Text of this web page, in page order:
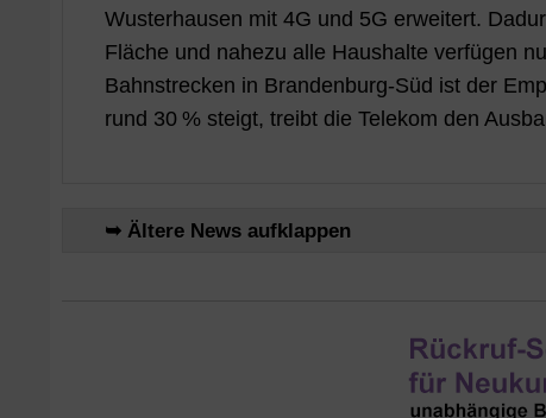
Wusterhausen mit 4G und 5G erweitert.
Fläche und nahezu alle Haushalte verfügen
Bahnstrecken in Brandenburg‑Süd ist der
rund 30 % steigt, treibt die Telekom den
➥ Ältere News aufklappen